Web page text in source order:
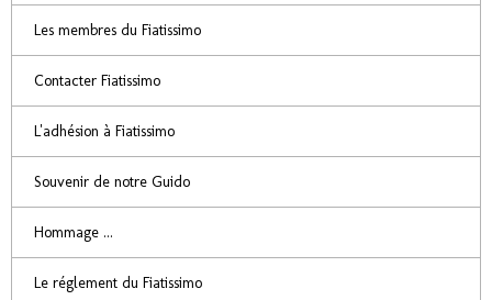
Les membres du Fiatissimo
Contacter Fiatissimo
L'adhésion à Fiatissimo
Souvenir de notre Guido
Hommage ...
Le réglement du Fiatissimo